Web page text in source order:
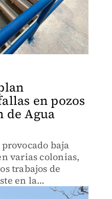
en pozos
de Agua
baja
varias colonias,
trabajos de
en la